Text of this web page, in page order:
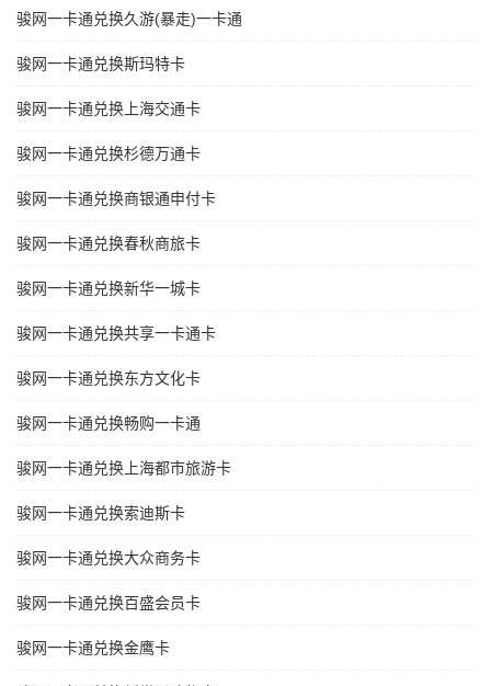
骏网一卡通兑换久游(暴走)一卡通
骏网一卡通兑换斯玛特卡
骏网一卡通兑换上海交通卡
骏网一卡通兑换杉德万通卡
骏网一卡通兑换商银通申付卡
骏网一卡通兑换春秋商旅卡
骏网一卡通兑换新华一城卡
骏网一卡通兑换共享一卡通卡
骏网一卡通兑换东方文化卡
骏网一卡通兑换畅购一卡通
骏网一卡通兑换上海都市旅游卡
骏网一卡通兑换索迪斯卡
骏网一卡通兑换大众商务卡
骏网一卡通兑换百盛会员卡
骏网一卡通兑换金鹰卡